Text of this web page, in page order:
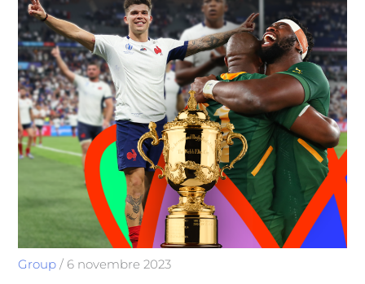
Group / 6 novembre 2023